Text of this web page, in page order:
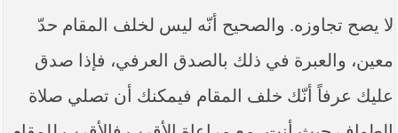
لا يصح تجاوزه. والصحيح أنّه ليس لخلف المقام حدّ
معين، والعبرة في ذلك بالصدق العرفي، فإذا صدق
عليك عرفاً أنّك خلف المقام فيمكنك أن تصلي صلاة